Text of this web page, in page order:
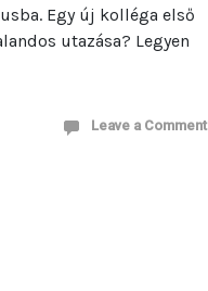
Egy új kolléga első
utazása? Legyen
Leave a Comment